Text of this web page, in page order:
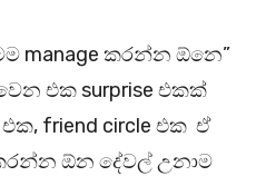
manage කරන්න ඕනෙ”
එක surprise එකක්
friend circle එක ඒ
ඕන දේවල් උනාම